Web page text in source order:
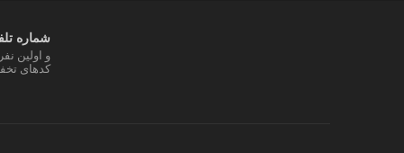
شماره
و اولین
کدهای